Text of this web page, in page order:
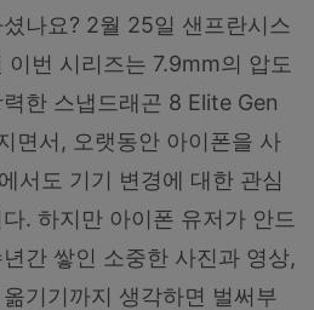
나요? 2월 25일 샌프란시스
이번 시리즈는 7.9mm의 압도
한 스냅드래곤 8 Elite Gen
면서, 오랫동안 아이폰을 사
서도 기기 변경에 대한 관심
. 하지만 아이폰 유저가 안드
간 쌓인 소중한 사진과 영상,
기기까지 생각하면 벌써부